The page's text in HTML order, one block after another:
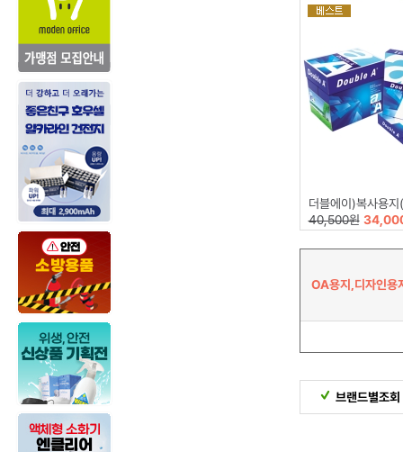
더블에이)복사용지(A4/
40,500원
OA용지,디자인용
브랜드별조회